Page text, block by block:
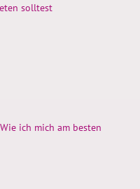
solltest
ich mich am besten